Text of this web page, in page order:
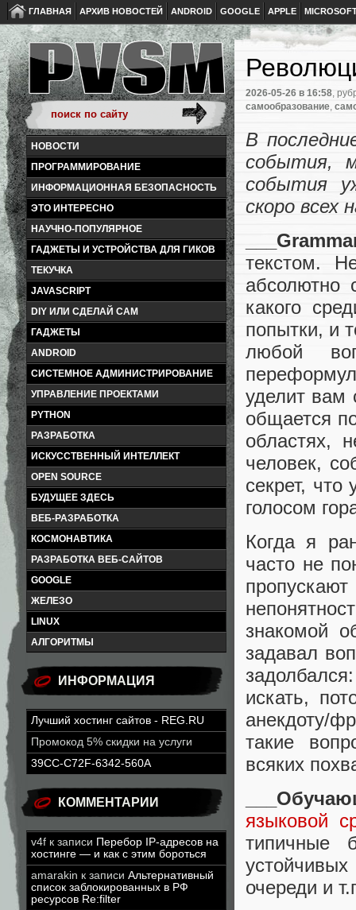
ГЛАВНАЯ АРХИВ НОВОСТЕЙ ANDROID GOOGLE APPLE
НОВОСТИ
ПРОГРАММИРОВАНИЕ
ИНФОРМАЦИОННАЯ БЕЗОПАСНОСТЬ
ЭТО ИНТЕРЕСНО
НАУЧНО-ПОПУЛЯРНОЕ
ГАДЖЕТЫ И УСТРОЙСТВА ДЛЯ ГИКОВ
ТЕКУЧКА
JAVASCRIPT
DIY ИЛИ СДЕЛАЙ САМ
ГАДЖЕТЫ
ANDROID
СИСТЕМНОЕ АДМИНИСТРИРОВАНИЕ
УПРАВЛЕНИЕ ПРОЕКТАМИ
PYTHON
РАЗРАБОТКА
ИСКУССТВЕННЫЙ ИНТЕЛЛЕКТ
OPEN SOURCE
БУДУЩЕЕ ЗДЕСЬ
ВЕБ-РАЗРАБОТКА
КОСМОНАВТИКА
РАЗРАБОТКА ВЕБ-САЙТОВ
GOOGLE
ЖЕЛЕЗО
LINUX
АЛГОРИТМЫ
ИНФОРМАЦИЯ
Лучший хостинг сайтов - REG.RU
Промокод 5% скидки на услуги
39CC-C72F-6342-560A
КОММЕНТАРИИ
v4f к записи Перебор IP-адресов на
хостинге — и как с этим бороться
amarakin к записи Альтернативный
список заблокированных в РФ
ресурсов Re:filter
2026-05-26 в 16:58,
самообразование,
В
события,
события
скоро всех
текстом.
абсолютно
какого
попытки, и
любой
уделит вам
общается
областях,
человек,
секрет,
голосом
Когда я
часто не
знакомой
задавал
искать,
анекдоту/
такие
всяких
языковой
типичные
очереди и